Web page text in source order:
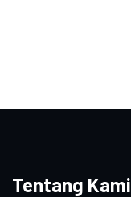
Tentang Kami